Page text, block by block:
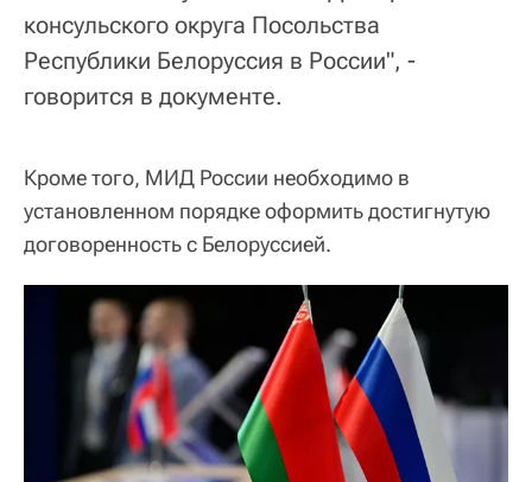
консульского округа Посольства
Республики Белоруссия в России", -
говорится в документе.
Кроме того, МИД России необходимо в
установленном порядке оформить достигнутую
договоренность с Белоруссией.